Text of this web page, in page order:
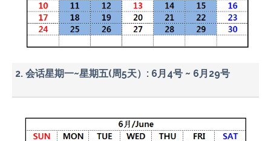
2. 会话星期一~星期五(周5天）: 6月4号 ~ 6月29号